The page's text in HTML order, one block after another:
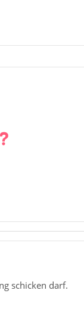
schicken darf.